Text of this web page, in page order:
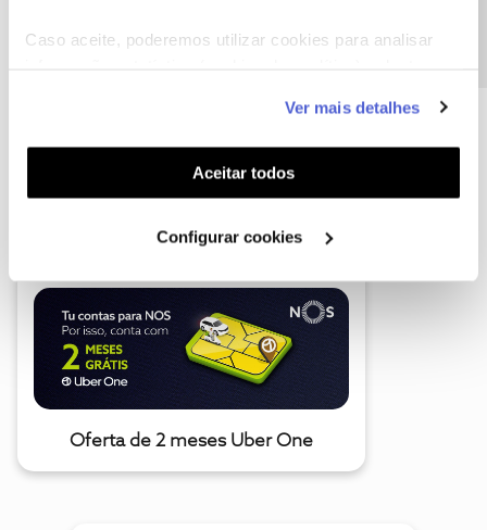
Caso aceite, poderemos utilizar cookies para analisar
funcionalidades (cookies de personalização e
funcionalidade) e adaptar anúncios aos seus interesses
(cookies de publicidade personalizada). Pode gerir a
utilização dos cookies clicando em "Configurar
Ver mais detalhes
Aceitar todos
Configurar cookies
A poupança que COMBINA
Oferta de 2 meses Uber One